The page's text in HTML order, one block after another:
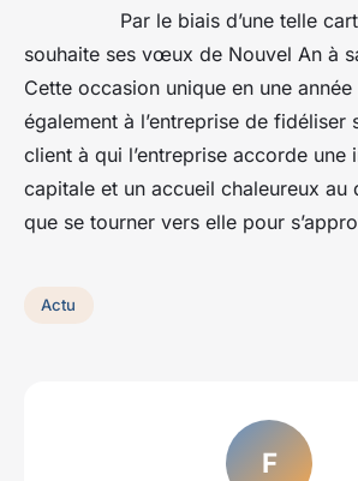
Par le biais d’une telle carte,
souhaite ses vœux de Nouvel An à
Cette occasion unique en une
également à l’entreprise de fidéliser
client à qui l’entreprise accorde une
capitale et un accueil chaleureux au
que se tourner vers elle pour
Actu
F